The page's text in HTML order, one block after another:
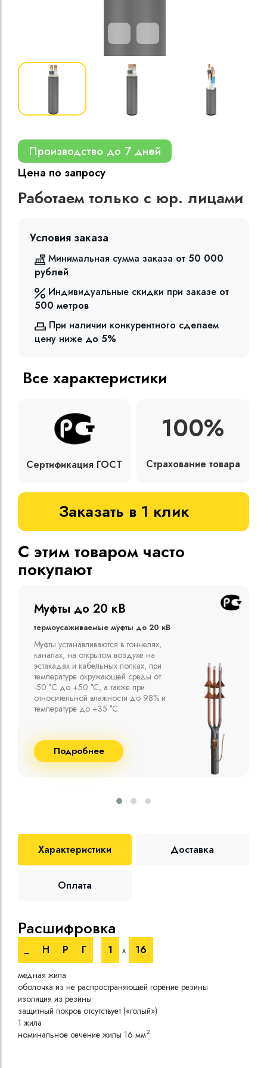
Кабели
изоляцией
Производство до 7 дней
Цена по запросу
Работаем только с юр. лицами
Условия заказа
Минимальная сумма заказа от 50 000
рублей
Индивидуальные скидки при заказе от
500 метров
При наличии конкурентного сделаем
цену ниже до 5%
Все характеристики
Сертификация ГОСТ
100%
Страхование товара
Заказать в 1 клик
С этим товаром часто
покупают
Муфты до 10 кВ
Термоусаживаемые муфты до 10 кВ
Компания ООО "Москабельторг"
предлагает, как соединительные
термоусаживаемые муфты на кабель
напряжением до 10 кВ с изоляцией
из маслопропитанной бумаги и
сшитого полиэтилена собственного
производства
Подробнее
Характеристики Доставка
Оплата
Расшифровка
Н Р Г 1 х 16
медная жила
оболочка из не распространяющей горение резины
изоляция из резины
защитный покров отсутствует («голый»)
1 жила
номинальное сечение жилы 16 мм2